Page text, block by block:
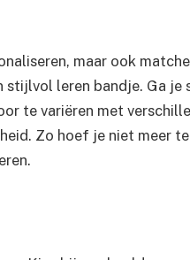
maar ook
leren bandje. Ga je
te variëren met
Zo hoef je niet meer